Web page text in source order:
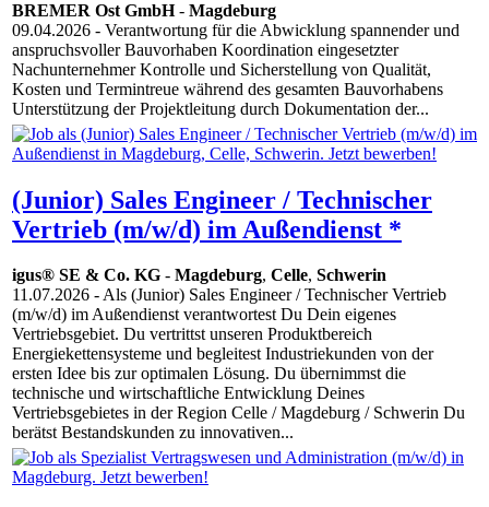
BREMER Ost GmbH- Magdeburg
09.04.2026 - Verantwortung für die Abwicklung spannender und
anspruchsvoller Bauvorhaben Koordination eingesetzter
Nachunternehmer Kontrolle und Sicherstellung von Qualität,
Kosten und Termintreue während des gesamten Bauvorhabens
Unterstützung der Projektleitung durch Dokumentation der...
(Junior) Sales Engineer / Technischer
Vertrieb (m/w/d) im Außendienst *
igus® SE & Co. KG - Magdeburg, Celle, Schwerin
11.07.2026 - Als (Junior) Sales Engineer / Technischer Vertrieb
(m/w/d) im Außendienst verantwortest Du Dein eigenes
Vertriebsgebiet. Du vertrittst unseren Produktbereich
Energiekettensysteme und begleitest Industriekunden von der
ersten Idee bis zur optimalen Lösung. Du übernimmst die
technische und wirtschaftliche Entwicklung Deines
Vertriebsgebietes in der Region Celle / Magdeburg / Schwerin Du
berätst Bestandskunden zu innovativen...